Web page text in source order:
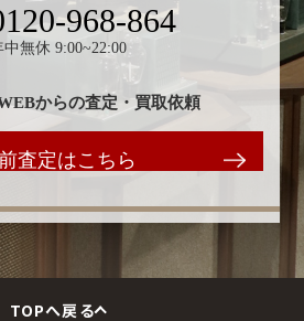
968-864
中無休 9:00~22:00
からの査定・買取依頼
査定はこちら
TOPへ戻る